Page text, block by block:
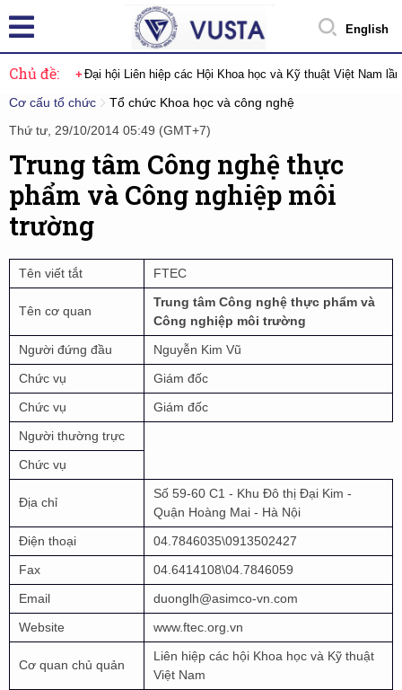
English
Chủ đề: Đại hội Liên hiệp các Hội Khoa học và Kỹ thuật Việt Nam
Cơ cấu tổ chức
Tổ chức Khoa học và công nghệ
Thứ tư, 29/10/2014 05:49 (GMT+7)
Trung tâm Công nghệ thực
phẩm và Công nghiệp môi
trường
Tên viết tắt FTEC
Tên cơ quan
Trung tâm Công nghệ thực phẩm và
Công nghiệp môi trường
Người đứng đầu
Nguyễn Kim Vũ
Chức vụ
Giám đốc
Chức vụ
Giám đốc
Người thường trực
Chức vụ
Địa chỉ
Số 59-60 C1 - Khu Đô thị Đại Kim -
Quận Hoàng Mai - Hà Nội
Điện thoại
04.7846035\0913502427
Fax
04.6414108\04.7846059
Email
duonglh@asimco-vn.com
Website
www.ftec.org.vn
Cơ quan chủ quản
Liên hiệp các hội Khoa học và Kỹ thuật
Việt Nam